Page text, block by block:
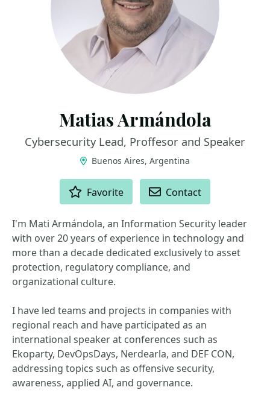
Matias Armándola
Cybersecurity Lead, Proffesor and Speaker
Buenos Aires, Argentina
Favorite Contact
I'm Mati Armándola, an Information Security leader
with over 20 years of experience in technology and
more than a decade dedicated exclusively to asset
protection, regulatory compliance, and
organizational culture.
I have led teams and projects in companies with
regional reach and have participated as an
international speaker at conferences such as
Ekoparty, DevOpsDays, Nerdearla, and DEF CON,
addressing topics such as offensive security,
awareness, applied AI, and governance.